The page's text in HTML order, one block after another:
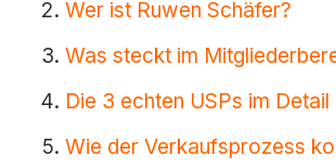
Wer ist Ruwen Schäfer?
Was steckt im
Die 3 echten USPs im Detail
Wie der Verkaufsprozess